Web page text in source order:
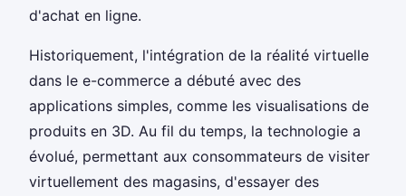
d'achat en ligne.
Historiquement, l'intégration de la réalité virtuelle
dans le e-commerce a débuté avec des
applications simples, comme les visualisations de
produits en 3D. Au fil du temps, la technologie a
évolué, permettant aux consommateurs de visiter
virtuellement des magasins, d'essayer des